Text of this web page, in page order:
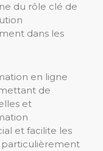
du rôle clé de
dans les
en ligne
de
et
et facilite les
particulièrement